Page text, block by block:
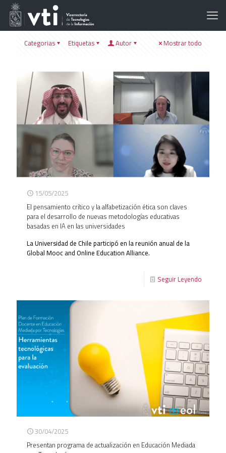
Categorias Etiquetas Autor Mostrar todo
15/05/2025
El pensamiento crítico y la alfabetización ética son claves
para el desarrollo de nuevas metodologías educativas
basadas en IA en las universidades
La Universidad de Chile participó en la reunión anual de la
Global Mooc and Online Education Alliance.
Seguir Leyendo
30/04/2025
Presentan programa de actualización en Educación Mediada